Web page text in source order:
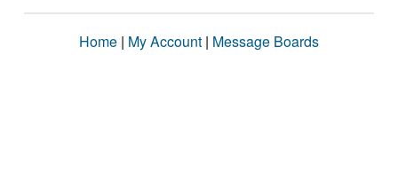
Home | My Account | Message Boards